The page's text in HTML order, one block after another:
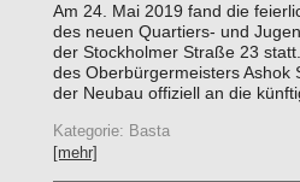
Am 24. Mai 2019 fand die
des neuen Quartiers- und
der Stockholmer Straße 23
des Oberbürgermeisters Ashok
der Neubau offiziell an die
Kategorie: Basta
[mehr]